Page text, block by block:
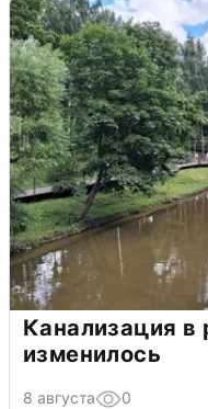
Канализация в
изменилось
8 августа 0